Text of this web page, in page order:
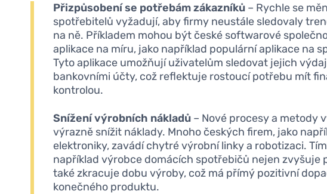
Přizpůsobení se potřebám zákazníků – Rychle se
spotřebitelů vyžadují, aby firmy neustále sledovaly
na ně. Příkladem mohou být české softwarové
aplikace na míru, jako například populární aplikace na
Tyto aplikace umožňují uživatelům sledovat jejich
bankovními účty, což reflektuje rostoucí potřebu mít
kontrolou.
Snížení výrobních nákladů – Nové procesy a metody
výrazně snížit náklady. Mnoho českých firem, jako
elektroniky, zavádí chytré výrobní linky a robotizaci.
například výrobce domácích spotřebičů nejen zvyšuje
také zkracuje dobu výroby, což má přímý pozitivní
konečného produktu.